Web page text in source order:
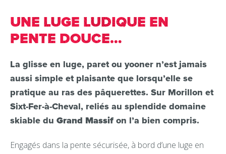
UNE LUGE LUDIQUE EN
PENTE DOUCE…
La glisse en luge, paret ou yooner n’est jamais
aussi simple et plaisante que lorsqu’elle se
pratique au ras des pâquerettes. Sur Morillon et
Sixt-Fer-à-Cheval, reliés au splendide domaine
skiable du Grand Massifon l’a bien compris.
Engagés dans la pente sécurisée, à bord d’une luge en